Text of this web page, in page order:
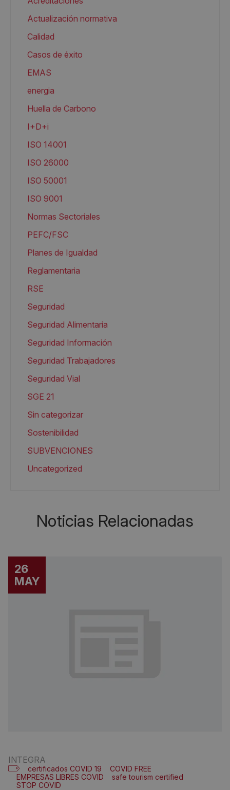
Actualización normativa
Calidad
Casos de éxito
EMAS
energia
Huella de Carbono
I+D+i
ISO 14001
ISO 26000
ISO 50001
ISO 9001
Normas Sectoriales
PEFC/FSC
Planes de Igualdad
Reglamentaria
RSE
Seguridad
Seguridad Alimentaria
Seguridad Información
Seguridad Trabajadores
Seguridad Vial
SGE 21
Sin categorizar
Sostenibilidad
SUBVENCIONES
Uncategorized
Noticias Relacionadas
26
MAY
INTEGRA
certificados COVID 19
COVID FREE
EMPRESAS LIBRES COVID
safe tourism certified
STOP COVID